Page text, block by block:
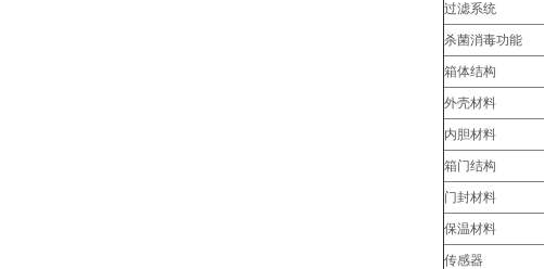
过滤系统
杀菌消毒功能
箱体结构
外壳材料
内胆材料
箱门结构
门封材料
保温材料
传感器